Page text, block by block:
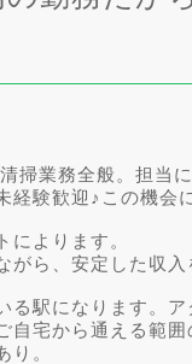
掃業務全般。担当
経験歓迎♪この機会
によります。
がら、安定した収入
る駅になります。
自宅から通える範囲
り。